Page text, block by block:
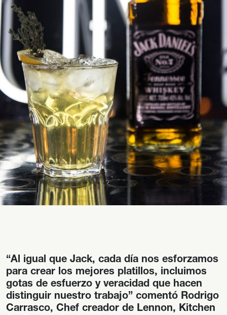
“Al igual que Jack, cada día nos esforzamos
para crear los mejores platillos, incluimos
gotas de esfuerzo y veracidad que hacen
distinguir nuestro trabajo” comentó Rodrigo
Carrasco, Chef creador de Lennon, Kitchen